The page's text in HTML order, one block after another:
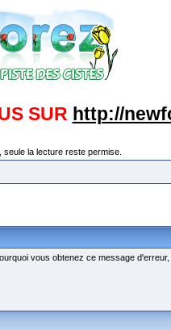
SUR http://
seule la lecture reste permise.
vous obtenez ce message